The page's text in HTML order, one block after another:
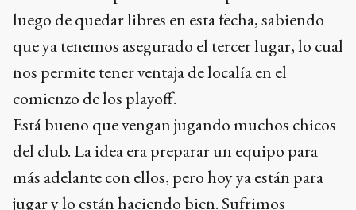
Estamos a la espera de cerrar la primera fase
luego de quedar libres en esta fecha, sabiendo
que ya tenemos asegurado el tercer lugar, lo cual
nos permite tener ventaja de localía en el
comienzo de los playoff.
Está bueno que vengan jugando muchos chicos
del club. La idea era preparar un equipo para
más adelante con ellos, pero hoy ya están para